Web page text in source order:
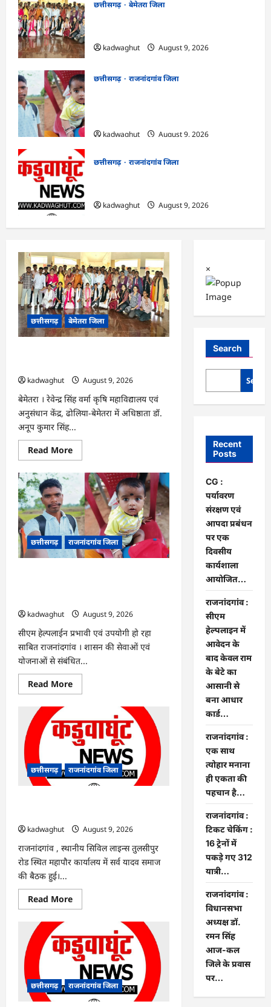
छत्तीसगढ़
बेमेतरा जिला
kadwaghut
August 9, 2026
छत्तीसगढ़
राजनांदगांव जिला
kadwaghut
August 9, 2026
छत्तीसगढ़
राजनांदगांव जिला
kadwaghut
August 9, 2026
छत्तीसगढ़ बेमेतरा जिला
kadwaghut
August 9, 2026
बेमेतरा । रेवेन्द्र सिंह वर्मा कृषि महाविद्यालय एवं
अनुसंधान केंद्र, ढोलिया-बेमेतरा में अधिष्ठाता डॉ.
अनूप कुमार सिंह...
Read MoreRead
more
CG
पर्यावरण
संरक्षण
एवं
आपदा
प्रबंधन
पर
एक
दिवसीय
कार्यशाला
छत्तीसगढ़ राजनांदगांव जिला
kadwaghut
August 9, 2026
सीएम हेल्पलाईन प्रभावी एवं उपयोगी हो रहा
साबित राजनांदगांव । शासन की सेवाओं एवं
योजनाओं से संबंधित...
Read MoreRead
more
:
सीएम
हेल्पलाइन
में
आवेदन
बाद
केवल
से
बना
आधार
कार्ड…
छत्तीसगढ़ राजनांदगांव जिला
kadwaghut
August 9, 2026
राजनांदगांव , स्थानीय सिविल लाइन्स तुलसीपुर
रोड स्थित महापौर कार्यालय में सर्व यादव समाज
की बैठक हुई।...
Read MoreRead
more
एक
साथ
त्योहार
मनाना
एकता
की
पहचान
छत्तीसगढ़ राजनांदगांव जिला
×
Search
Recent
Posts
CG :
पर्यावरण
संरक्षण एवं
आपदा प्रबंधन
पर एक
दिवसीय
कार्यशाला
आयोजित…
राजनांदगांव :
सीएम
हेल्पलाइन में
आवेदन के
बाद केवल राम
के बेटे का
आसानी से
बना आधार
कार्ड…
राजनांदगांव :
एक साथ
त्योहार मनाना
ही एकता की
पहचान है…
राजनांदगांव :
टिकट चेकिंग :
16 ट्रेनों में
पकड़े गए 312
यात्री…
राजनांदगांव :
विधानसभा
अध्यक्ष डॉ.
रमन सिंह
आज-कल
जिले के प्रवास
पर…